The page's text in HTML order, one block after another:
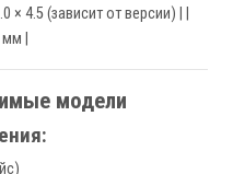
× 4.5 (зависит от версии) | |
|
модели